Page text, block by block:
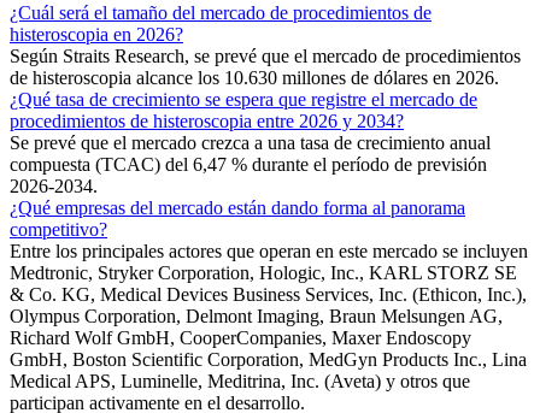
¿Cuál será el tamaño del mercado de procedimientos de
histeroscopia en 2026?
Según Straits Research, se prevé que el mercado de procedimientos
de histeroscopia alcance los 10.630 millones de dólares en 2026.
¿Qué tasa de crecimiento se espera que registre el mercado de
procedimientos de histeroscopia entre 2026 y 2034?
Se prevé que el mercado crezca a una tasa de crecimiento anual
compuesta (TCAC) del 6,47 % durante el período de previsión
2026-2034.
¿Qué empresas del mercado están dando forma al panorama
competitivo?
Entre los principales actores que operan en este mercado se incluyen
Medtronic, Stryker Corporation, Hologic, Inc., KARL STORZ SE
& Co. KG, Medical Devices Business Services, Inc. (Ethicon, Inc.),
Olympus Corporation, Delmont Imaging, Braun Melsungen AG,
Richard Wolf GmbH, CooperCompanies, Maxer Endoscopy
GmbH, Boston Scientific Corporation, MedGyn Products Inc., Lina
Medical APS, Luminelle, Meditrina, Inc. (Aveta) y otros que
participan activamente en el desarrollo.